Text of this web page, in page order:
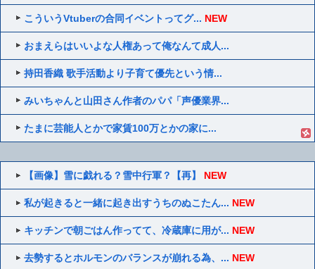
こういうVtuberの合同イベントってグ... NEW
おまえらはいいよな人権あって俺なんて成人...
持田香織 歌手活動より子育て優先という情...
みいちゃんと山田さん作者のパパ「声優業界...
たまに芸能人とかで家賃100万とかの家に...
【画像】雪に戯れる？雪中行軍？【再】 NEW
私が起きると一緒に起き出すうちのぬこたん... NEW
キッチンで朝ごはん作ってて、冷蔵庫に用が... NEW
去勢するとホルモンのバランスが崩れる為、... NEW